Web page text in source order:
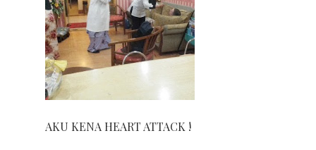
AKU KENA HEART ATTACK !